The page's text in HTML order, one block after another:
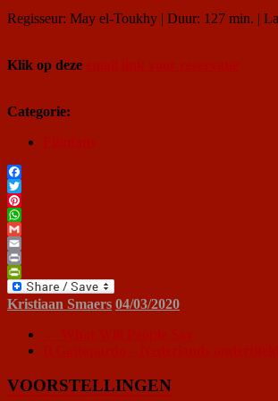
Regisseur: May el-Toukhy | Duur: 127 min. |
Klik op deze
Categorie:
Facebook
Twitter
Pinterest
WhatsApp
Gmail
Email
Print
PrintFriendly
Kristiaan Smaers 04/03/2020
VOORSTELLINGEN